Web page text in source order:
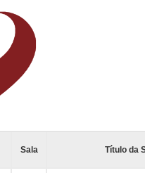
Sala Título da